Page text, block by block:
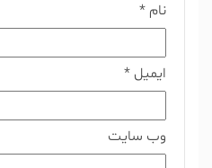
نام *
ایمیل *
وب‌ سایت